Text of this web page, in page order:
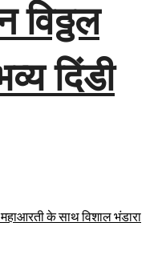
विठ्ठल
दिंडी